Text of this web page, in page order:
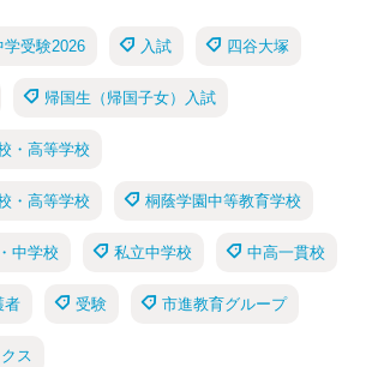
学受験2026 入試 四谷大塚
帰国生（帰国子女）入試
・高等学校
・高等学校 桐蔭学園中等教育学校
中学校 私立中学校 中高一貫校
者 受験 市進教育グループ
ス